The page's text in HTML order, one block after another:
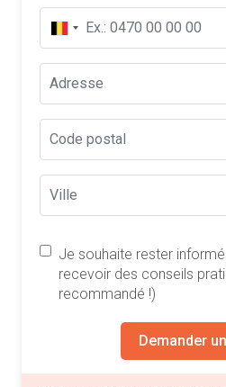
Je souhaite rester
recevoir des conseils
recommandé !)
Demander